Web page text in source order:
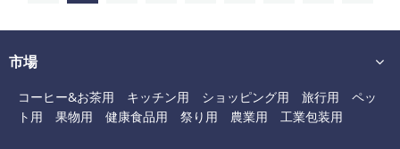
市場
コーヒー&お茶用 キッチン用 ショッピング用 旅行用
ペッ
ト用
果物用 健康食品用 祭り用 農業用 工業包装用